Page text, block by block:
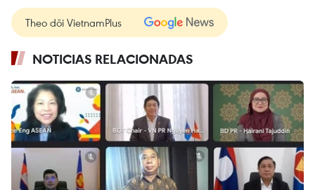
Theo dõi VietnamPlus
NOTICIAS RELACIONADAS